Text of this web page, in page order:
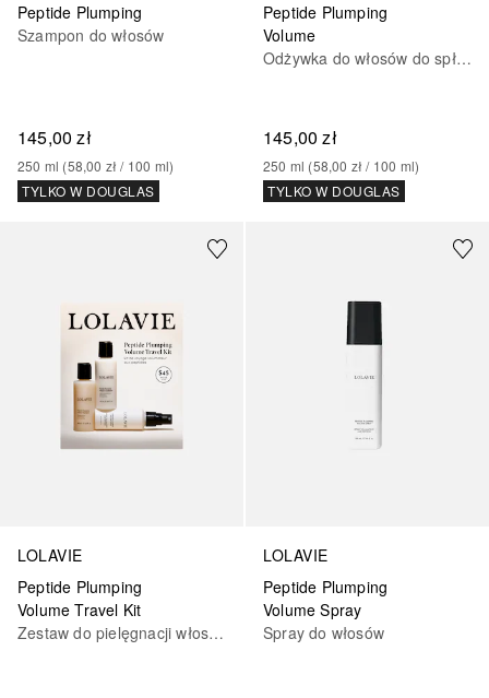
Peptide Plumping
Szampon do włosów
145,00 zł
250 ml (58,00 zł / 100 ml)
TYLKO W DOUGLAS
Peptide Plumping
Volume
Odżywka do włosów do spłukiwania
145,00 zł
250 ml (58,00 zł / 100 ml)
TYLKO W DOUGLAS
LOLAVIE
Peptide Plumping
Volume Travel Kit
Zestaw do pielęgnacji włosów
LOLAVIE
Peptide Plumping
Volume Spray
Spray do włosów